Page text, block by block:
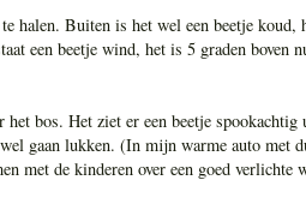
halen. Buiten is het wel een beetje
een beetje wind, het is 5 graden boven
bos. Het ziet er een beetje
gaan lukken. (In mijn warme auto met
met de kinderen over een goed verlichte